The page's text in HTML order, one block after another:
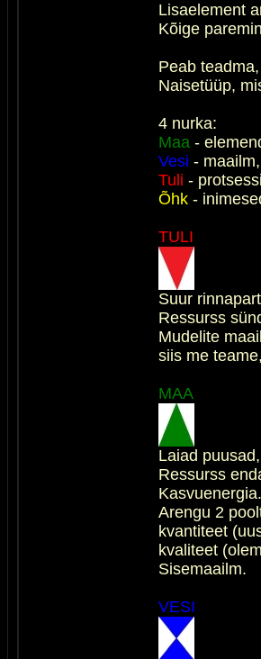
Lisaelement
Kõige
Peab
Naisetüüp,
4 nurka:
Maa -
Vesi -
Tuli -
Õhk -
TULI
Suur
Ressurss
Mudelite
siis me
MAA
Laiad
Ressurss
Arengu 2
kvantiteet
kvaliteet
Sisemaailm.
VESI